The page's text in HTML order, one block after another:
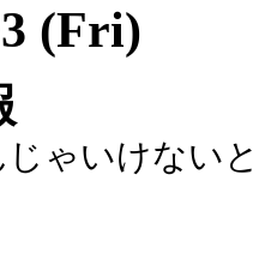
(Fri)
ゃいけない